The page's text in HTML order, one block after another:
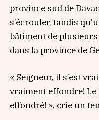
province sud de
s’écrouler, tandis
bâtiment de
dans la province de
« Seigneur, il s’est
vraiment effondré! Le
effondré! », crie un